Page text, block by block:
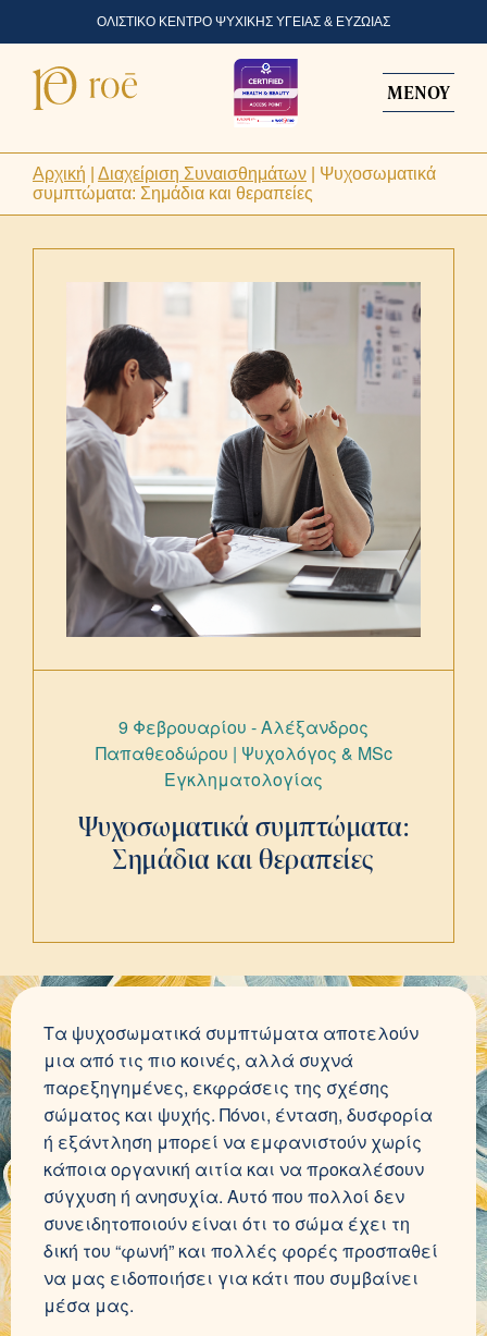
ΟΛΙΣΤΙΚΟ ΚΕΝΤΡΟ ΨΥΧΙΚΗΣ ΥΓΕΙΑΣ & ΕΥΖΩΙΑΣ
ΜΕΝΟΥ
Αρχική Διαχείριση Συναισθημάτων
Ψυχοσωματικά
συμπτώματα: Σημάδια και θεραπείες
9 Φεβρουαρίου - Αλέξανδρος
Παπαθεοδώρου | Ψυχολόγος & ΜSc
Εγκληματολογίας
Ψυχοσωματικά συμπτώματα:
Σημάδια και θεραπείες
Τα ψυχοσωματικά συμπτώματα αποτελούν
μια από τις πιο κοινές, αλλά συχνά
παρεξηγημένες, εκφράσεις της σχέσης
σώματος και ψυχής. Πόνοι, ένταση, δυσφορία
ή εξάντληση μπορεί να εμφανιστούν χωρίς
κάποια οργανική αιτία και να προκαλέσουν
σύγχυση ή ανησυχία. Αυτό που πολλοί δεν
συνειδητοποιούν είναι ότι το σώμα έχει τη
δική του “φωνή” και πολλές φορές προσπαθεί
να μας ειδοποιήσει για κάτι που συμβαίνει
μέσα μας.